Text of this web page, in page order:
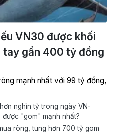
VN30 được khối
tay gần 400 tỷ đồng
mạnh nhất với 99 tỷ đồng,
nghìn tỷ trong ngày VN-
được "gom" mạnh nhất?
ròng, tung hơn 700 tỷ gom